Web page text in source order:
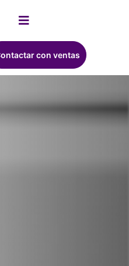
con ventas